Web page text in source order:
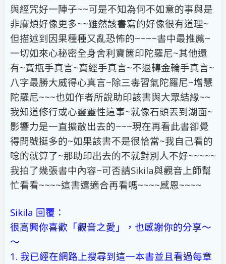
與經咒好一陣子~~可是不知為何不如意的事與是
非麻煩好像更多~~雖然該書寫的好像很有道理~
但描述到因果種種又亂恐怖的~~~~書中最推薦~
一切如來心秘密全身舍利寶篋印陀羅尼~其他還
有~寶瓶手真言~寶經手真言~不退轉金輪手真言~
八字最勝大威得心真言~除三毒習氣陀羅尼~增慧
陀羅尼~~~也如作者所說助印該書與大眾結緣~~
我知道修行或心靈靈性這事~就像石頭丟到湖面~
影響力是一直擴散出去的~~~現在再看此書卻覺
得問號挺多的~如果該書不是很恰當~我自己看的
唸的就算了~那助印出去的不就對別人不好~~~~~
我拍了幾張書中內容~可否請Sikila與觀音上師幫
忙看看~~~~這書還適合再看嗎~~~~感恩~~~~
Sikila 回覆：
很高興你喜歡「觀音之愛」，也感謝你的分享～
～
1. 我已經在網路上搜尋到這一本書並且看過每章